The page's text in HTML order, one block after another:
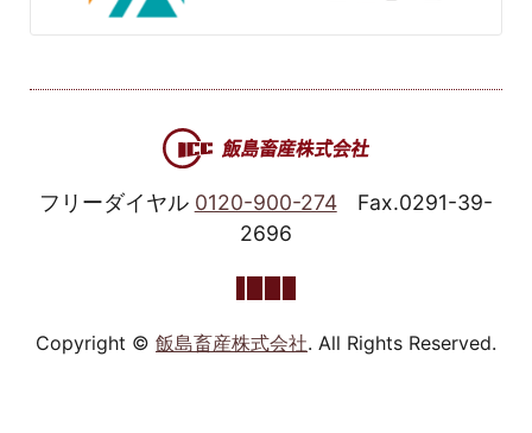
フリーダイヤル 0120-900-274
Fax.0291-39-
2696
Copyright © 飯島畜産株式会社. All Rights Reserved.